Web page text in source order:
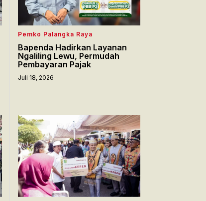
Pemko Palangka Raya
Bapenda Hadirkan Layanan
Ngaliling Lewu, Permudah
Pembayaran Pajak
Juli 18, 2026